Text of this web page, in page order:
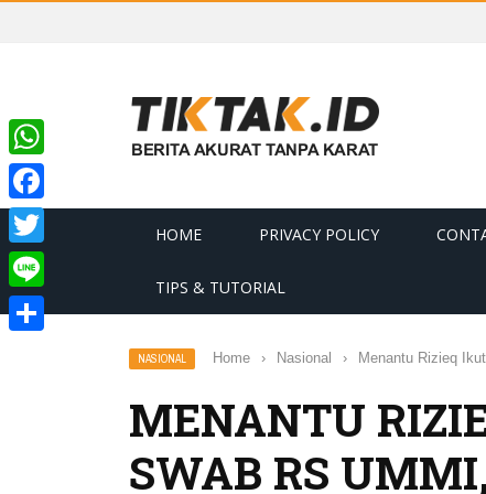
HOME PRIVACY POLICY
TIPS & TUTORIAL
NASIONAL Home › Nasional › Menantu Rizieq
MENANTU
SWAB RS
WhatsApp
Facebook
Twitter
Line